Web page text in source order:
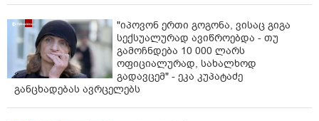
"იპოვონ ერთი გოგონა, ვისაც გიგა
სექსუალურად ავიწროებდა - თუ
გამოჩნდება 10 000 ლარს
ოფიციალურად, სახალხოდ
გადავცემ" - ეკა კუპატაძე
განცხადებას ავრცელებს